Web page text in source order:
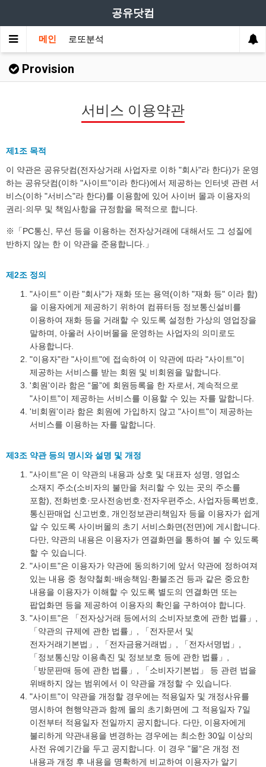
공유닷컴
메인 로또분석
Provision
서비스 이용약관
제1조 목적
이 약관은 공유닷컴(전자상거래 사업자로 이하 "회사"라 한다)가 운영
하는 공유닷컴(이하 "사이트"이라 한다)에서 제공하는 인터넷 관련 서
비스(이하 "서비스"라 한다)를 이용함에 있어 사이버 몰과 이용자의
권리·의무 및 책임사항을 규정함을 목적으로 합니다.
※「PC통신, 무선 등을 이용하는 전자상거래에 대해서도 그 성질에
반하지 않는 한 이 약관을 준용합니다.」
제2조 정의
"사이트" 이란 "회사"가 재화 또는 용역(이하 "재화 등" 이라 함)
을 이용자에게 제공하기 위하여 컴퓨터등 정보통신설비를
이용하여 재화 등을 거래할 수 있도록 설정한 가상의 영업장을
말하며, 아울러 사이버몰을 운영하는 사업자의 의미로도
사용합니다.
"이용자"란 "사이트"에 접속하여 이 약관에 따라 "사이트"이
제공하는 서비스를 받는 회원 및 비회원을 말합니다.
'회원'이라 함은 “몰”에 회원등록을 한 자로서, 계속적으로
"사이트"이 제공하는 서비스를 이용할 수 있는 자를 말합니다.
'비회원'이라 함은 회원에 가입하지 않고 "사이트"이 제공하는
서비스를 이용하는 자를 말합니다.
제3조 약관 등의 명시와 설명 및 개정
"사이트"은 이 약관의 내용과 상호 및 대표자 성명, 영업소
소재지 주소(소비자의 불만을 처리할 수 있는 곳의 주소를
포함), 전화번호·모사전송번호·전자우편주소, 사업자등록번호,
통신판매업 신고번호, 개인정보관리책임자 등을 이용자가 쉽게
알 수 있도록 사이버몰의 초기 서비스화면(전면)에 게시합니다.
다만, 약관의 내용은 이용자가 연결화면을 통하여 볼 수 있도록
할 수 있습니다.
"사이트"은 이용자가 약관에 동의하기에 앞서 약관에 정하여져
있는 내용 중 청약철회·배송책임·환불조건 등과 같은 중요한
내용을 이용자가 이해할 수 있도록 별도의 연결화면 또는
팝업화면 등을 제공하여 이용자의 확인을 구하여야 합니다.
"사이트"은 「전자상거래 등에서의 소비자보호에 관한 법률」,
「약관의 규제에 관한 법률」, 「전자문서 및
전자거래기본법」, 「전자금융거래법」, 「전자서명법」,
「정보통신망 이용촉진 및 정보보호 등에 관한 법률」,
「방문판매 등에 관한 법률」, 「소비자기본법」 등 관련 법을
위배하지 않는 범위에서 이 약관을 개정할 수 있습니다.
"사이트"이 약관을 개정할 경우에는 적용일자 및 개정사유를
명시하여 현행약관과 함께 몰의 초기화면에 그 적용일자 7일
이전부터 적용일자 전일까지 공지합니다. 다만, 이용자에게
불리하게 약관내용을 변경하는 경우에는 최소한 30일 이상의
사전 유예기간을 두고 공지합니다. 이 경우 "몰“은 개정 전
내용과 개정 후 내용을 명확하게 비교하여 이용자가 알기